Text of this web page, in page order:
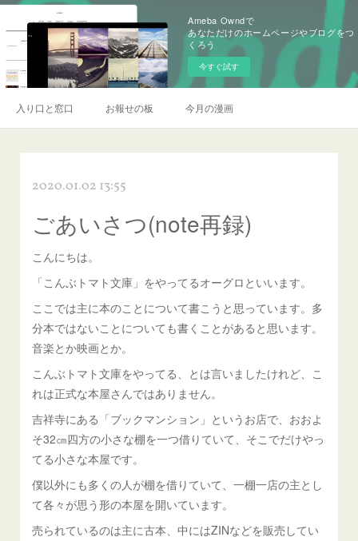
Ameba Owndで
あなただけのホームページやブログをつ
くろう
今すぐ試す
入り口と窓口 お報せの板 今月の漫画
2020.01.02 13:55
ごあいさつ(note再録)
こんにちは。
「こんぶトマト文庫」をやってるオーグロといいます。
ここでは主に本のことについて書こうと思っています。多
分本ではないことについても書くことがあると思います。
音楽とか映画とか。
こんぶトマト文庫をやってる、とは言いましたけれど、こ
れは正式な本屋さんではありません。
吉祥寺にある「ブックマンション」というお店で、おおよ
そ32㎝四方の小さな棚を一つ借りていて、そこでだけやっ
てる小さな本屋です。
僕以外にも多くの人が棚を借りていて、一棚一店の主とし
て各々が思う形の本屋を開いています。
売られているのは主に古本、中にはZINなどを販売してい